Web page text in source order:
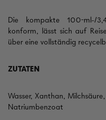
Die kompakte 100-ml-/
konform, lässt sich auf
über eine vollständig
ZUTATEN
Wasser, Xanthan,
Natriumbenzoat